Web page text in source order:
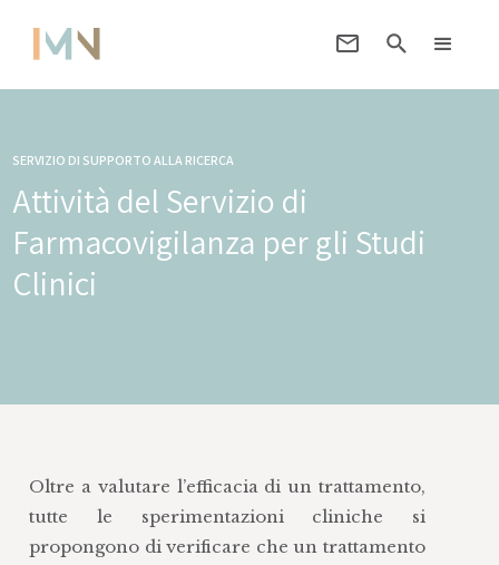
SERVIZIO DI SUPPORTO ALLA RICERCA
Attività del Servizio di
Farmacovigilanza per gli Studi
Clinici
Oltre a valutare l’efficacia di un trattamento,
tutte le sperimentazioni cliniche si
propongono di verificare che un trattamento